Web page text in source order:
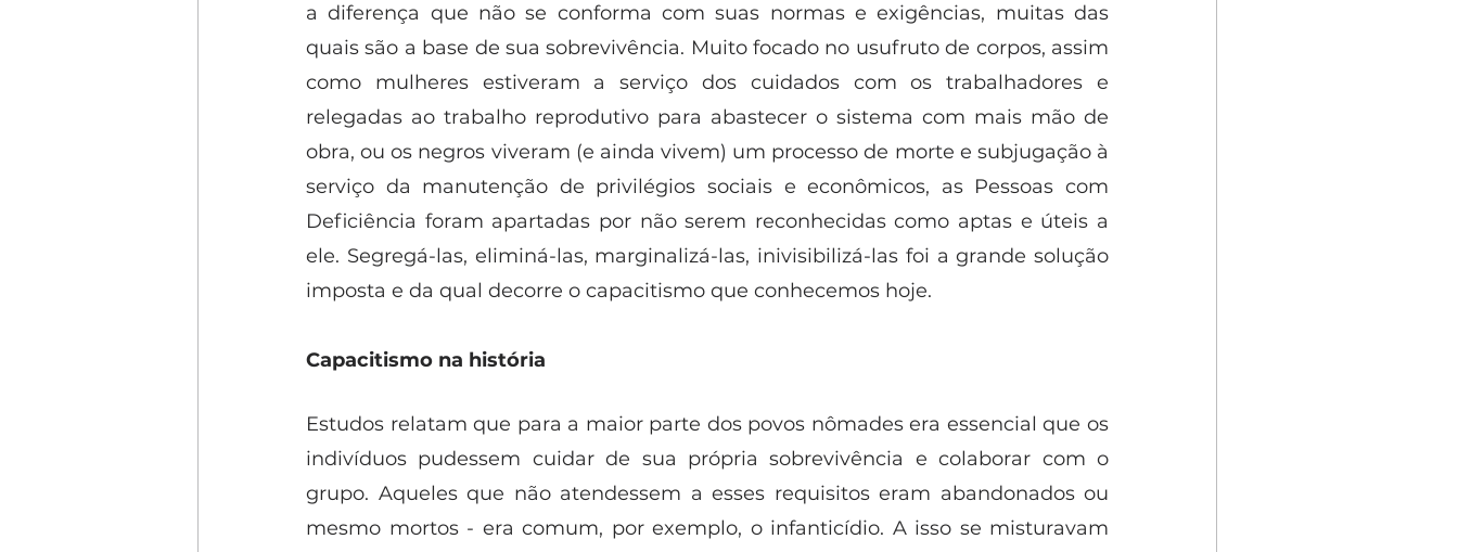
a diferença que não se conforma com suas normas e exigências, muitas das
quais são a base de sua sobrevivência. Muito focado no usufruto de corpos, assim
como mulheres estiveram a serviço dos cuidados com os trabalhadores e
relegadas ao trabalho reprodutivo para abastecer o sistema com mais mão de
obra, ou os negros viveram (e ainda vivem) um processo de morte e subjugação à
serviço da manutenção de privilégios sociais e econômicos, as Pessoas com
Deficiência foram apartadas por não serem reconhecidas como aptas e úteis a
ele. Segregá-las, eliminá-las, marginalizá-las, inivisibilizá-las foi a grande solução
imposta e da qual decorre o capacitismo que conhecemos hoje.
Capacitismo na história
Estudos relatam que para a maior parte dos povos nômades era essencial que os
indivíduos pudessem cuidar de sua própria sobrevivência e colaborar com o
grupo. Aqueles que não atendessem a esses requisitos eram abandonados ou
mesmo mortos - era comum, por exemplo, o infanticídio. A isso se misturavam